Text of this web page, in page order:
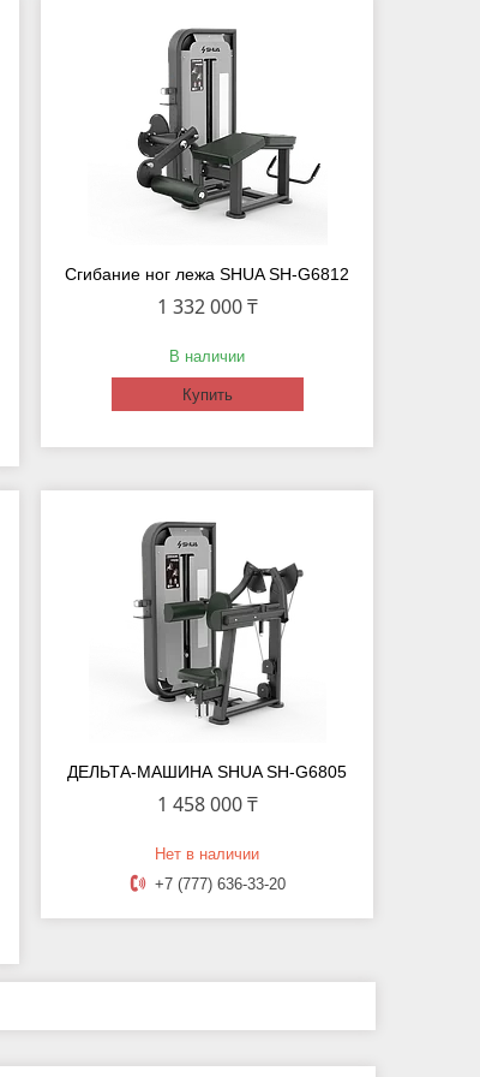
Сгибание ног лежа SHUA SH-G6812
1 332 000 ₸
В наличии
Купить
ДЕЛЬТА-МАШИНА SHUA SH-G6805
1 458 000 ₸
Нет в наличии
+7 (777) 636-33-20